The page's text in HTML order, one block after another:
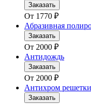
Заказать
От 1770 ₽
Абразивная
Заказать
От 2000 ₽
Антидождь
Заказать
От 2000 ₽
Антихром решетки
Заказать